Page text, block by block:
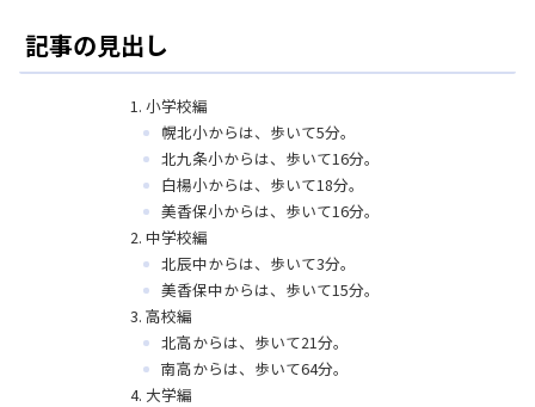
記事の見出し
小学校編
幌北小からは、歩いて5分。
北九条小からは、歩いて16分。
白楊小からは、歩いて18分。
美香保小からは、歩いて16分。
中学校編
北辰中からは、歩いて3分。
美香保中からは、歩いて15分。
高校編
北高からは、歩いて21分。
南高からは、歩いて64分。
大学編